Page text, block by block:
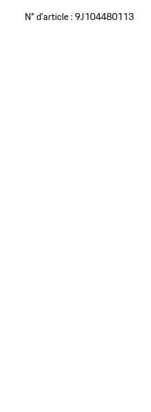
N° d'article :9J104480113